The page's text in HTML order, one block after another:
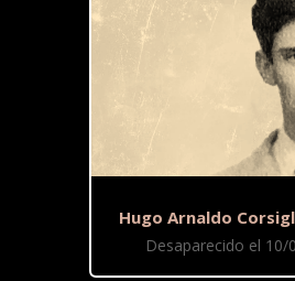
Hugo Arnaldo
Desaparecido el 10/